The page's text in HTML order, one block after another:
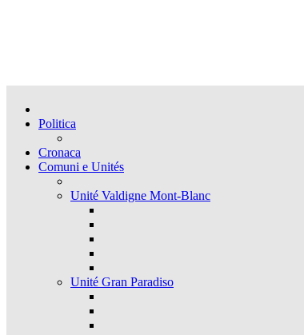
Politica
Cronaca
Comuni e Unités
Unité Valdigne Mont-Blanc
Unité Gran Paradiso